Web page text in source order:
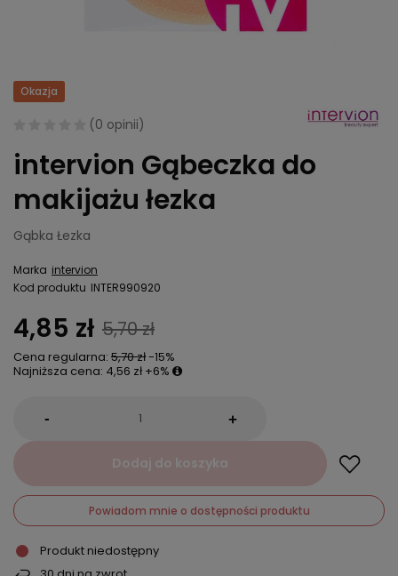
Okazja
(0 opinii)
intervion Gąbeczka do
makijażu łezka
Gąbka Łezka
Marka intervion
Kod produktu INTER990920
4,85 zł 5,70 zł
Cena regularna: 5,70 zł-15%
Najniższa cena: 4,56 zł +6%
- +
Dodaj do koszyka
Powiadom mnie o dostępności produktu
Produkt niedostępny